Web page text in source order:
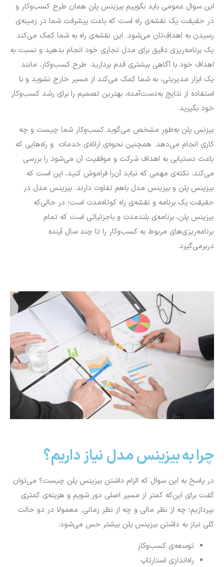
این سوال عمومی باید بگوییم بیزینس پلن همان طرح کسب‌وکار و
در حقیقت یک نقشه‌ی راه است که باعث پیشرفت شما در زمینه‌ی
رسیدن به اهداف‌تان می‌شود. این نقشه‌ی راه به شما کمک می‌کند
یک برنامه‌ریزی دقیق برای مدل تجاری خود انجام بدهید و نسبت به
اهداف خود با آگاهی بیشتری قدم بردارید. طرح کسب‌وکار، مانند
یک ابزار مدیریتی، به شما کمک می‌کند از مسیر خارج نشوید و با
استفاده از نتایج به‌دست‌آمده، بهترین تصمیم را برای رشد کسب‌وکار
خود بگیرید.
بیزنس پلن به‌طور مشخص می‌گوید کسب‌وکار شما چیست و چه
کاری انجام می‌دهد. همچنین نحوه‌ی ارائه‌ی خدمات و راه‌هایی که
باعث دستیابی به اهداف شرکت و موفقیت آن می‌شود را بررسی
می‌کند. نکته‌ی مهمی که نباید آن‌را فراموش کنید، این است که
بیزینس پلن و بیزینس مدل باهم تفاوت دارند. بیزینس مدل در
حقیقت یک برنامه‌ و نقشه‌ی راه کوتاه‌مدت است؛ در حالی‌که
بیزینس پلن، برنامه‌ی بلندمدت و باجزئیاتی است که تمام
برنامه‌ریزی‌های مربوط به کسب‌وکار را تا چند سال آینده
دربرمی‌گیرد.
چرا به بیزینس مدل نیاز داریم؟
در پاسخ به این سوال که الزام داشتن بیزینس پلن چیست؟ می‌توان
گفت برای این‌که کمتر از مسیر اصلی دور شویم و هزینه‌ی کمتری
بپردازیم؛ چه از نظر مالی و چه از نظر زمانی. معمولا در دو حالت
کلی نیاز به داشتن بیزینس پلن بیشتر حس می‌شود:
توسعه‌ی کسب‌وکار
راه‌اندازی استارتاپ